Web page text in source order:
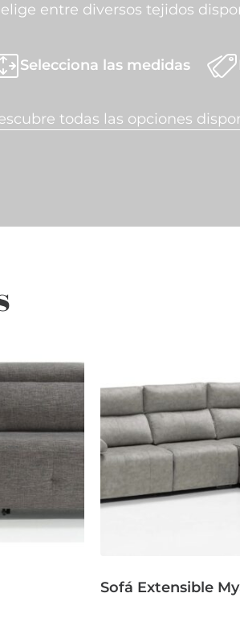
entre diversos tejidos
Selecciona las medidas
todas las opciones
Sofá Extensible